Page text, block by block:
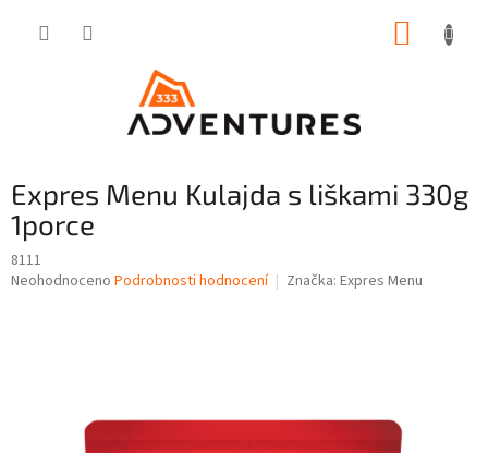
Expres Menu Kulajda s liškami 330g
1porce
8111
Průměrné
Neohodnoceno Podrobnosti hodnocení Značka: Expres Menu